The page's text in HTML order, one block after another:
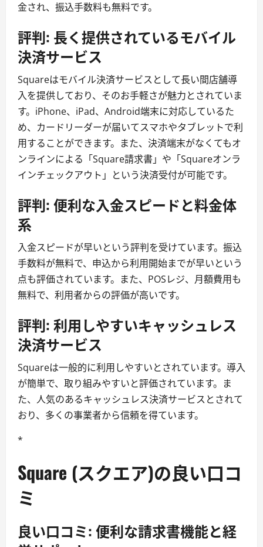
金され、振込手数料も無料です。
評判: 長く提供されているモバイル
決済サービス
Squareはモバイル決済サービスとして長い間店舗導
入を提供しており、そのお手軽さが魅力とされていま
す。iPhone、iPad、Android端末に対応しているた
め、カードリーダーが届いてスマホやタブレットで利
用することができます。また、決済端末がなくてもオ
ンラインによる「Square請求書」や「Squareオンラ
インチェックアウト」という決済受付が可能です。
評判: 便利な入金スピードと料金体
系
入金スピードが早いという評判を受けています。振込
手数料が無料で、申込から利用開始までが早いという
点も評価されています。また、POSレジ、月額費用も
無料で、利用者からの評価が高いです。
評判: 利用しやすいキャッシュレス
決済サービス
Squareは一般的に利用しやすいとされています。導入
が簡単で、取り組みやすいと評価されています。ま
た、人気のあるキャッシュレス決済サービスとされて
おり、多くの事業者から信頼を得ています。
*
Square (スクエア)の良い口コ
ミ
良い口コミ: 便利な請求書機能と経